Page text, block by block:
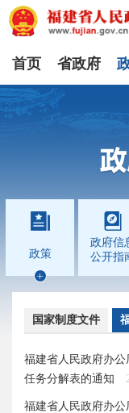
首页 省政府
政策


政府信
公开指
国家制度文件
福建省人民政府办
任务分解表的通知
福建省人民政府办